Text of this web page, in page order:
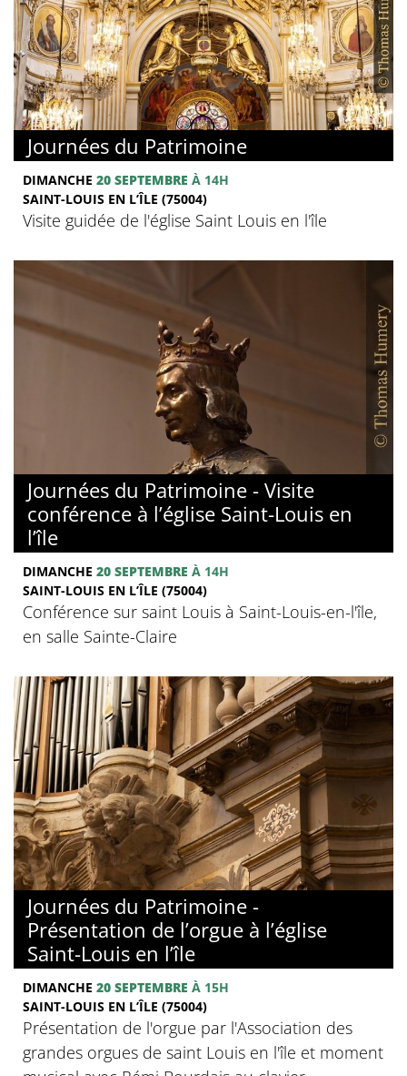
Journées du Patrimoine
DIMANCHE 20 SEPTEMBRE À 14H
SAINT-LOUIS EN L’ÎLE (75004)
Visite guidée de l'église Saint Louis en l'île
Journées du Patrimoine - Visite
conférence à l’église Saint-Louis en
l’île
DIMANCHE 20 SEPTEMBRE À 14H
SAINT-LOUIS EN L’ÎLE (75004)
Conférence sur saint Louis à Saint-Louis-en-l'île,
en salle Sainte-Claire
Journées du Patrimoine -
Présentation de l’orgue à l’église
Saint-Louis en l’île
DIMANCHE 20 SEPTEMBRE À 15H
SAINT-LOUIS EN L’ÎLE (75004)
Présentation de l'orgue par l'Association des
grandes orgues de saint Louis en l'île et moment